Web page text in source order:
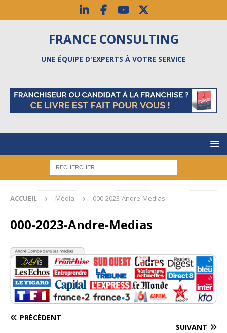
FRANCE CONSULTING
UNE ÉQUIPE D'EXPERTS À VOTRE SERVICE
ACCUEIL Média 000-2023-Andre-Medias
000-2023-Andre-Medias
PRÉCÉDENT
SUIVANT